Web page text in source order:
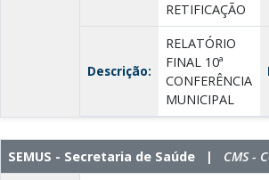
RETIFICAÇÃO
Descrição:
RELATÓRIO
FINAL 10ª
CONFERÊNCIA
MUNICIPAL
SEMUS - Secretaria de Saúde | CMS -